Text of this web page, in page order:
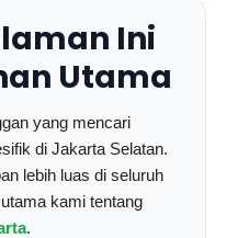
Ini
Utama
yang mencari
di Jakarta Selatan.
lebih luas di seluruh
kami tentang
.